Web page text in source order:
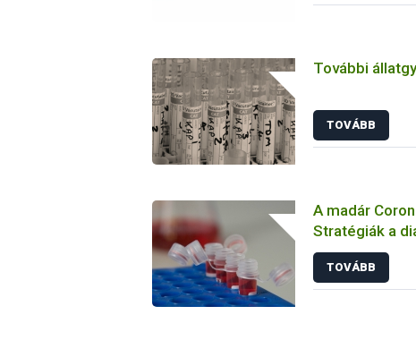
További
TOVÁBB
A madár
Stratégiák a
megelőzésben
TOVÁBB